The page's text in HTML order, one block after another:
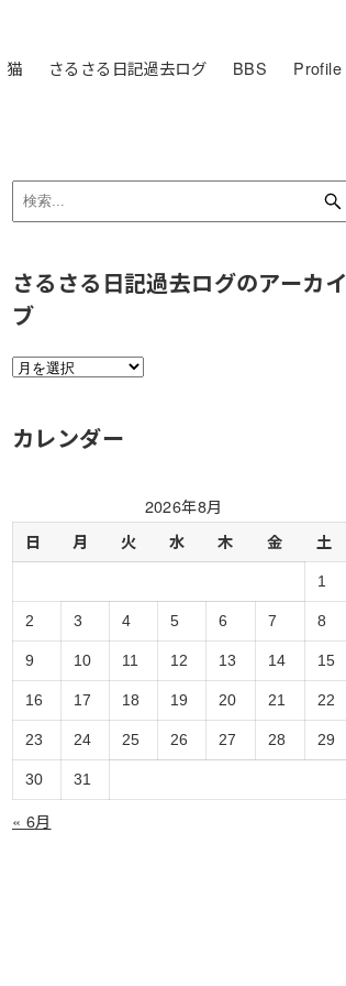
猫 さるさる日記過去ログ BBS Profile
さるさる日記過去ログのアーカイ
ブ
さ
る
去
の
ア
ー
カ
イ
ブ
カレンダー
2026年8月
日 月 火 水 木 金 土
1
2 3 4 5 6 7 8
9 10 11 12 13 14 15
16 17 18 19 20 21 22
23 24 25 26 27 28 29
30 31
« 6月